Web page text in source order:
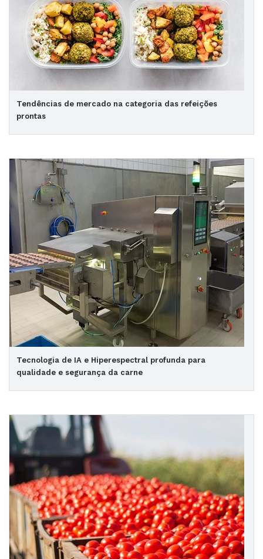
Tendências de mercado na categoria das refeições
prontas
Tecnologia de IA e Hiperespectral profunda para
qualidade e segurança da carne